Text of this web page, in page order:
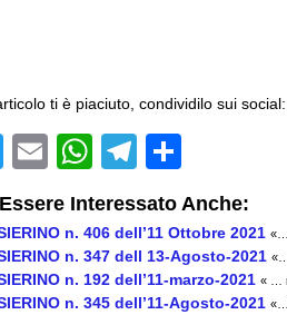
ti è piaciuto, condividilo sui social:
T
wi
tt
er
E
m
ail
W
at
s
A
T
el
e
gr
a
o
n
di
vi
Interessato Anche:
n. 406 dell’11 Ottobre 2021 «…
n. 347 dell 13-Agosto-2021
n. 192 dell’11-marzo-2021 « …
n. 345 dell’11-Agosto-2021